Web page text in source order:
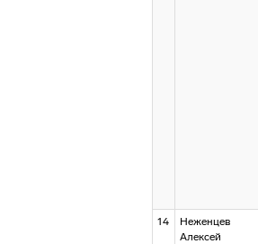
14
Неженцев
Алексей